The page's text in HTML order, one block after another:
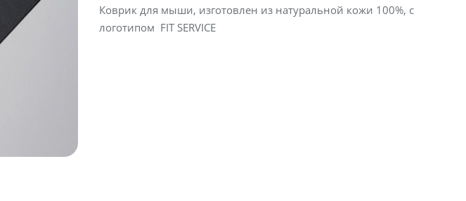
Коврик для мыши, изготовлен из натуральной кожи 100%, с
логотипом FIT SERVICE